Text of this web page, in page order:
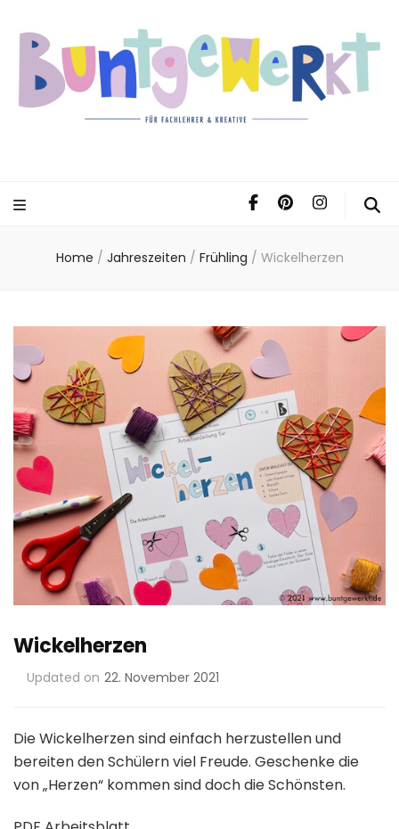
Home / Jahreszeiten / Frühling / Wickelherzen
Wickelherzen
Updated on 22. November 2021
Die Wickelherzen sind einfach herzustellen und
bereiten den Schülern viel Freude. Geschenke die
von „Herzen“ kommen sind doch die Schönsten.